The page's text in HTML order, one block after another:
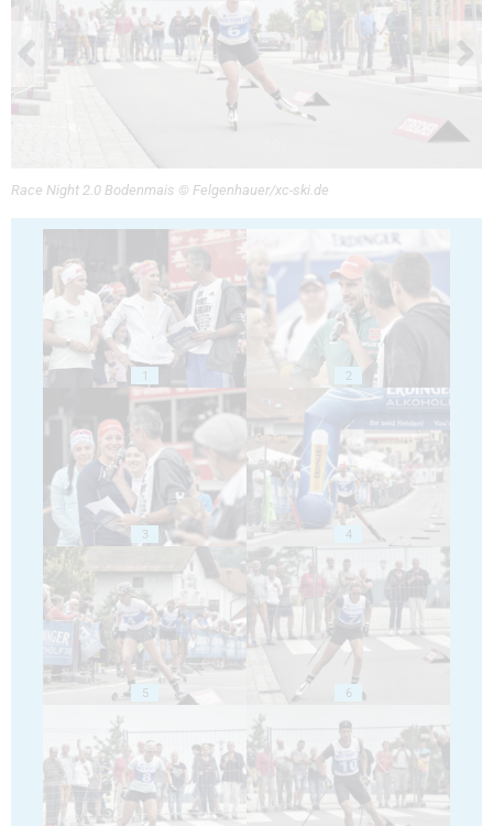
Race Night 2.0 Bodenmais © Felgenhauer/xc-ski.de
1 2
3 4
5 6